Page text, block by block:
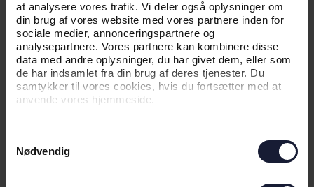
at analysere vores trafik. Vi deler også oplysninger om
din brug af vores website med vores partnere inden for
sociale medier, annonceringspartnere og
analysepartnere. Vores partnere kan kombinere disse
data med andre oplysninger, du har givet dem, eller som
de har indsamlet fra din brug af deres tjenester. Du
samtykker til vores cookies, hvis du fortsætter med at
anvende vores hjemmeside.
Nødvendig
04.08.2026
UDSOLGT TIL UDEKAMPEN MOD